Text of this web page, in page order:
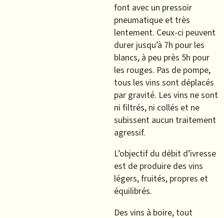
font avec un pressoir
pneumatique et très
lentement. Ceux-ci peuvent
durer jusqu’à 7h pour les
blancs, à peu près 5h pour
les rouges. Pas de pompe,
tous les vins sont déplacés
par gravité. Les vins ne sont
ni filtrés, ni collés et ne
subissent aucun traitement
agressif.
L’objectif du débit d’ivresse
est de produire des vins
légers, fruités, propres et
équilibrés.
Des vins à boire, tout